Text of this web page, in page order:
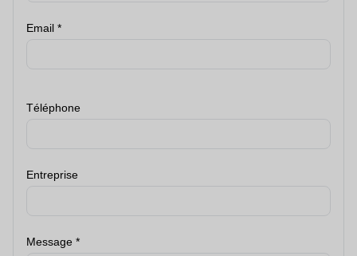
Email
Téléphone
Entreprise
Message